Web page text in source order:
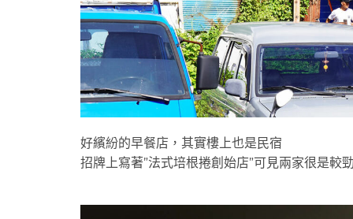
好繽紛的早餐店，其實樓上也是民宿
招牌上寫著”法式培根捲創始店”可見兩家很是較